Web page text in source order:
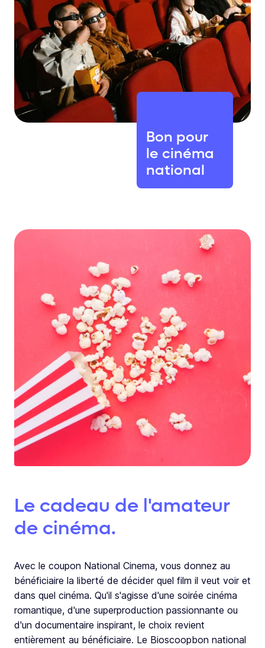
Bon pour
le cinéma
national
Le cadeau de l'amateur
de cinéma.
Avec le coupon National Cinema, vous donnez au
bénéficiaire la liberté de décider quel film il veut voir et
dans quel cinéma. Qu'il s'agisse d'une soirée cinéma
romantique, d'une superproduction passionnante ou
d'un documentaire inspirant, le choix revient
entièrement au bénéficiaire. Le Bioscoopbon national